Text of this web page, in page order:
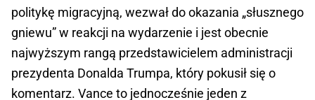
politykę migracyjną, wezwał do okazania „słusznego
gniewu” w reakcji na wydarzenie i jest obecnie
najwyższym rangą przedstawicielem administracji
prezydenta Donalda Trumpa, który pokusił się o
komentarz. Vance to jednocześnie jeden z